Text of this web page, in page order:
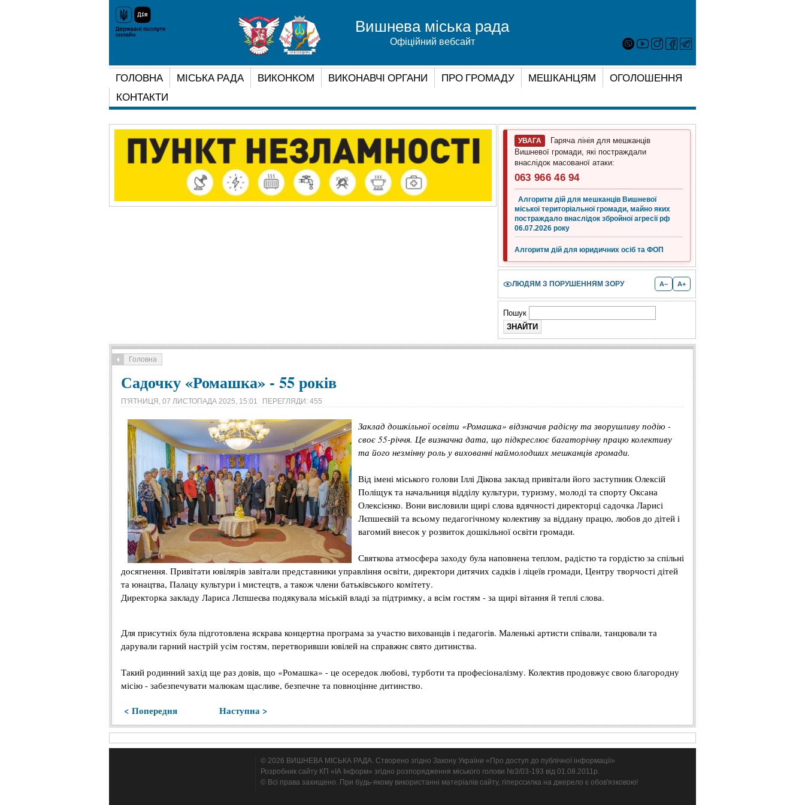
ГОЛОВНА МІСЬКА РАДА ВИКОНКОМ ВИКОНАВЧІ ОРГАНИ ПРО ГРОМАДУ МЕШКАНЦЯМ
ОГОЛОШЕННЯ
КОНТАКТИ
Вишнева міська рада
Офіційний вебсайт
УВАГА
Гаряча лінія для мешканців
Вишневої громади, які постраждали
внаслідок масованої атаки:
063 966 46 94
Алгоритм дій для мешканців Вишневої
міської територіальної громади, майно яких
постраждало внаслідок збройної агресії рф
06.07.2026 року
Алгоритм дій для юридичних осіб та ФОП
ЛЮДЯМ З ПОРУШЕННЯМ ЗОРУ A− A+
Пошук
Головна
Садочку «Ромашка» - 55 років
П'ЯТНИЦЯ, 07 ЛИСТОПАДА 2025, 15:01 ПЕРЕГЛЯДИ: 455
Заклад дошкільної освіти «Ромашка» відзначив радісну та зворушливу подію -
своє 55-річчя. Це визначна дата, що підкреслює багаторічну працю колективу
та його незмінну роль у вихованні наймолодших мешканців громади.
Від імені міського голови Іллі Дікова заклад привітали його заступник Олексій
Поліщук та начальниця відділу культури, туризму, молоді та спорту Оксана
Олексієнко. Вони висловили щирі слова вдячності директорці садочка Ларисі
Лєпшеєвій та всьому педагогічному колективу за віддану працю, любов до дітей і
вагомий внесок у розвиток дошкільної освіти громади.
Святкова атмосфера заходу була наповнена теплом, радістю та гордістю за спільні
досягнення. Привітати ювілярів завітали представники управління освіти, директори дитячих садків і ліцеїв громади, Центру творчості дітей
та юнацтва, Палацу культури і мистецтв, а також члени батьківського комітету.
Директорка закладу Лариса Лєпшеєва подякувала міській владі за підтримку, а всім гостям - за щирі вітання й теплі слова.
Для присутніх була підготовлена яскрава концертна програма за участю вихованців і педагогів. Маленькі артисти співали, танцювали та
дарували гарний настрій усім гостям, перетворивши ювілей на справжнє свято дитинства.
Такий родинний захід ще раз довів, що «Ромашка» - це осередок любові, турботи та професіоналізму. Колектив продовжує свою благородну
місію - забезпечувати малюкам щасливе, безпечне та повноцінне дитинство.
< Попередня Наступна >
© 2026 ВИШНЕВА МІСЬКА РАДА. Cтворено згідно Закону України «Про доступ до публічної інформації»
Розробник сайту КП «ІА Інформ» згідно розпорядження міського голови №3/03-193 від 01.08.2011р.
© Всі права захищено. При будь-якому використанні матеріалів сайту, гіперссилка на джерело є обов'язковою!